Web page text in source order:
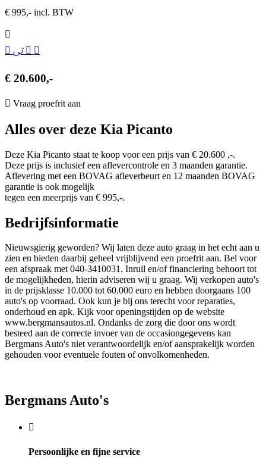
€ 995,- incl. BTW
€ 20.600,-
Vraag proefrit aan
Alles over deze Kia Picanto
Deze Kia Picanto staat te koop voor een prijs van € 20.600 ,-.
Deze prijs is inclusief een aflevercontrole en 3 maanden garantie.
Aflevering met een BOVAG afleverbeurt en 12 maanden BOVAG
garantie is ook mogelijk
tegen een meerprijs van € 995,-.
Bedrijfsinformatie
Nieuwsgierig geworden? Wij laten deze auto graag in het echt aan u
zien en bieden daarbij geheel vrijblijvend een proefrit aan. Bel voor
een afspraak met 040-3410031. Inruil en/of financiering behoort tot
de mogelijkheden, hierin adviseren wij u graag. Wij verkopen auto's
in de prijsklasse 10.000 tot 60.000 euro en hebben doorgaans 100
auto's op voorraad. Ook kun je bij ons terecht voor reparaties,
onderhoud en apk. Kijk voor openingstijden op de website
www.bergmansautos.nl. Ondanks de zorg die door ons wordt
besteed aan de correcte invoer van de occasiongegevens kan
Bergmans Auto's niet verantwoordelijk en/of aansprakelijk worden
gehouden voor eventuele fouten of onvolkomenheden.
Bergmans Auto's
Persoonlijke en fijne service